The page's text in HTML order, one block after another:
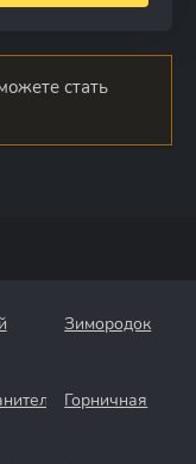
стать
Зимородок
Горничная